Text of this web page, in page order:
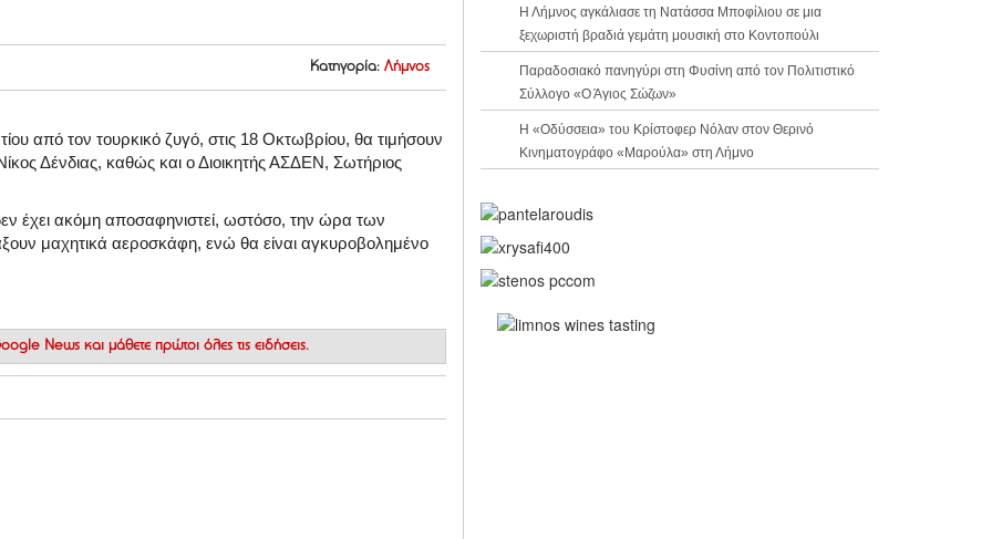
Κατηγορία: Λήμνος
από τον τουρκικό ζυγό, στις 18 Οκτωβρίου, θα τιμήσουν
Δένδιας, καθώς και ο Διοικητής ΑΣΔΕΝ, Σωτήριος
έχει ακόμη αποσαφηνιστεί, ωστόσο, την ώρα των
μαχητικά αεροσκάφη, ενώ θα είναι αγκυροβολημένο
News και μάθετε πρώτοι όλες τις ειδήσεις.
Η Λήμνος αγκάλιασε τη Νατάσσα Μποφίλιου σε μια
ξεχωριστή βραδιά γεμάτη μουσική στο Κοντοπούλι
Παραδοσιακό πανηγύρι στη Φυσίνη από τον Πολιτιστικό
Σύλλογο «Ο Άγιος Σώζων»
Η «Οδύσσεια» του Κρίστοφερ Νόλαν στον Θερινό
Κινηματογράφο «Μαρούλα» στη Λήμνο